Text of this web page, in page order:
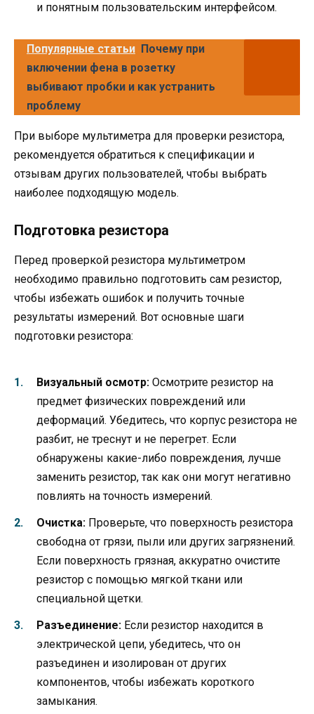
и понятным пользовательским интерфейсом.
Популярные статьи Почему при
включении фена в розетку
выбивают пробки и как устранить
проблему
При выборе мультиметра для проверки резистора,
рекомендуется обратиться к спецификации и
отзывам других пользователей, чтобы выбрать
наиболее подходящую модель.
Подготовка резистора
Перед проверкой резистора мультиметром
необходимо правильно подготовить сам резистор,
чтобы избежать ошибок и получить точные
результаты измерений. Вот основные шаги
подготовки резистора:
Визуальный осмотр: Осмотрите резистор на
предмет физических повреждений или
деформаций. Убедитесь, что корпус резистора не
разбит, не треснут и не перегрет. Если
обнаружены какие-либо повреждения, лучше
заменить резистор, так как они могут негативно
повлиять на точность измерений.
Очистка: Проверьте, что поверхность резистора
свободна от грязи, пыли или других загрязнений.
Если поверхность грязная, аккуратно очистите
резистор с помощью мягкой ткани или
специальной щетки.
Разъединение: Если резистор находится в
электрической цепи, убедитесь, что он
разъединен и изолирован от других
компонентов, чтобы избежать короткого
замыкания.